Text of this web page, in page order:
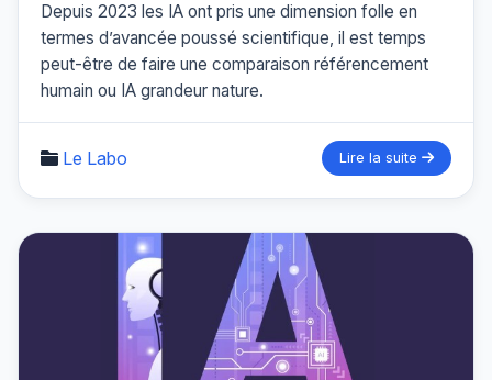
Depuis 2023 les IA ont pris une dimension folle en
termes d’avancée poussé scientifique, il est temps
peut-être de faire une comparaison référencement
humain ou IA grandeur nature.
Le Labo Lire la suite